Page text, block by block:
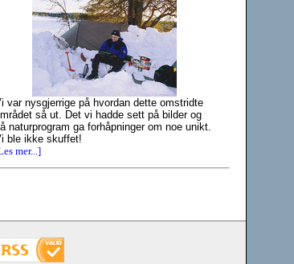
var nysgjerrige på hvordan dette omstridte
så ut. Det vi hadde sett på bilder og
naturprogram ga forhåpninger om noe unikt.
ble ikke skuffet!
mer...]